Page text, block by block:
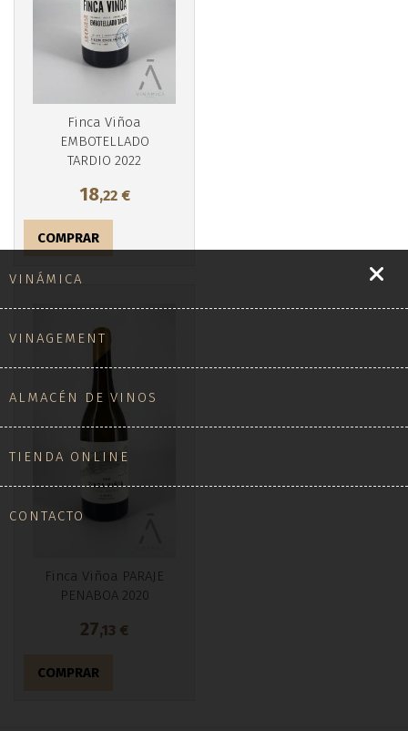
VINÁMICA
VINAGEMENT
ALMACÉN DE VINOS
TIENDA ONLINE
CONTACTO
Finca Viñoa
EMBOTELLADO
TARDIO 2022
18,22 €
COMPRAR
Finca Viñoa PARAJE
PENABOA 2020
27,13 €
COMPRAR